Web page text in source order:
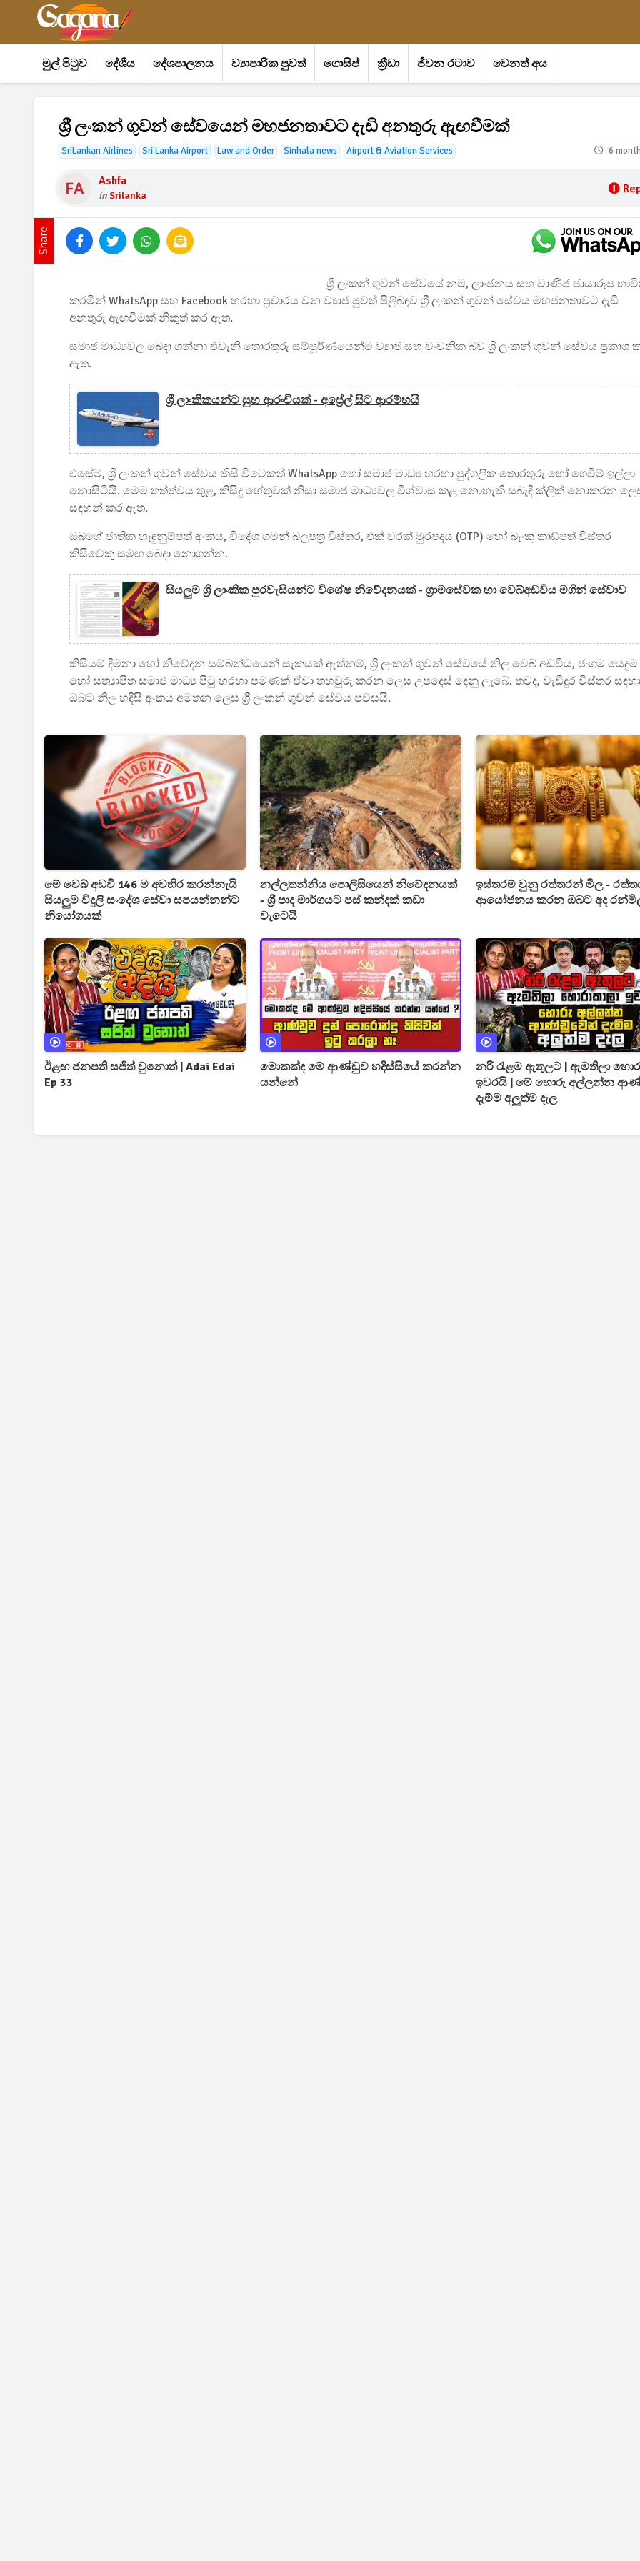
මුල් පිටුව දේශීය දේශපාලනය ව්‍යාපාරික පුවත් ගොසිප් ක්‍රීඩා ජීවන රටාව වෙනත් අය
ශ්‍රී ලංකන් ගුවන් සේවයෙන් මහජනතාවට දැඩි අනතුරු ඇඟවීමක්
SriLankan Airlines Sri Lanka Airport Law and Order Sinhala news Airport & Aviation Services 6
Ashfa
inSrilanka
Share
ශ්‍රී ලංකන් ගුවන් සේවයේ නම, ලාංඡනය සහ වාණිජ ඡායාරූප
කරමින් WhatsApp සහ Facebook හරහා ප්‍රචාරය වන ව්‍යාජ පුවත් පිළිබඳව ශ්‍රී ලංකන් ගුවන් සේවය මහජනතාවට දැඩි
අනතුරු ඇඟවීමක් නිකුත් කර ඇත.
සමාජ මාධ්‍යවල බෙදා ගන්නා එවැනි තොරතුරු සම්පූර්ණයෙන්ම ව්‍යාජ සහ වංචනික බව ශ්‍රී ලංකන් ගුවන් සේවය ප්‍රකාශ
ඇත.
ශ්‍රී ලාංකිකයන්ට සුභ ආරංචියක් - අප්‍රේල් සිට ආරම්භයි
එසේම, ශ්‍රී ලංකන් ගුවන් සේවය කිසි විටෙකත් WhatsApp හෝ සමාජ මාධ්‍ය හරහා පුද්ගලික තොරතුරු හෝ ගෙවීම් ඉල්ලා
නොසිටියි. මෙම තත්ත්වය තුළ, කිසිදු හේතුවක් නිසා සමාජ මාධ්‍යවල විශ්වාස කළ නොහැකි සබැඳි ක්ලික් නොකරන
සඳහන් කර ඇත.
ඔබගේ ජාතික හැඳුනුම්පත් අංකය, විදේශ ගමන් බලපත්‍ර විස්තර, එක් වරක් මුරපදය (OTP) හෝ බැංකු කාඩ්පත් විස්තර
කිසිවෙකු සමඟ බෙදා නොගන්න.
සියලුම ශ්‍රී ලාංකික පුරවැසියන්ට විශේෂ නිවේදනයක් - ග්‍රාමසේවක හා වෙබ්අඩවිය මගින් සේවාව
කිසියම් දීමනා හෝ නිවේදන සම්බන්ධයෙන් සැකයක් ඇත්නම්, ශ්‍රී ලංකන් ගුවන් සේවයේ නිල වෙබ් අඩවිය, ජංගම යෙදුම
හෝ සත්‍යාපිත සමාජ මාධ්‍ය පිටු හරහා පමණක් ඒවා තහවුරු කරන ලෙස උපදෙස් දෙනු ලැබේ. තවද, වැඩිදුර විස්තර සඳහා
ඔබට නිල හදිසි අංකය අමතන ලෙස ශ්‍රී ලංකන් ගුවන් සේවය පවසයි.
මේ වෙබ් අඩවි 146 ම අවහිර කරන්නැයි
සියලුම විදුලි සංදේශ සේවා සපයන්නන්ට
නියෝගයක්
නල්ලතන්නිය පොලිසියෙන් නිවේදනයක්
- ශ්‍රී පාද මාර්ගයට පස් කන්දක් කඩා
වැටෙයි
ඉස්තරම් වුනු රත්තරන් මිල -
ආයෝජනය කරන ඔබට අද
ඊළඟ ජනපති සජිත් වුනොත් | Adai Edai
Ep 33
මොකක්ද මේ ආණ්ඩුව හදිස්සියේ කරන්න
යන්නේ
නරි රැළම ඇතුලට | ඇමතිලා
ඉවරයි | මේ හොරු අල්ලන්න
දැම්ම අලුත්ම දැල